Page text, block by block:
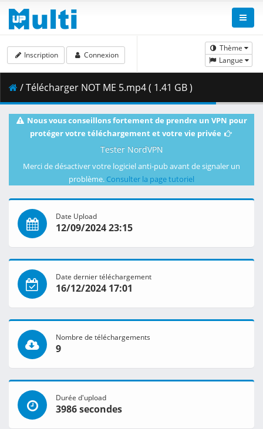
Thème
Langue
Inscription Connexion
/ Télécharger NOT ME 5.mp4 ( 1.41 GB )
Nous vous conseillons fortement de prendre un VPN pour
protéger votre téléchargement et votre vie privée
Tester NordVPN
Merci de désactiver votre logiciel anti-pub avant de signaler un
problème. Consulter la page tutoriel
Date Upload
12/09/2024 23:15
Date dernier téléchargement
16/12/2024 17:01
Nombre de téléchargements
9
Durée d'upload
3986 secondes